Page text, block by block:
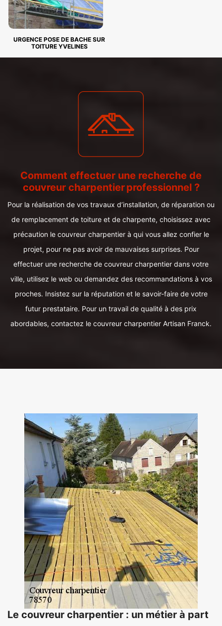
URGENCE POSE DE BACHE SUR
TOITURE YVELINES
Comment effectuer une recherche de
couvreur charpentier professionnel ?
Pour la réalisation de vos travaux d’installation, de réparation ou
de remplacement de toiture et de charpente, choisissez avec
précaution le couvreur charpentier à qui vous allez confier le
projet, pour ne pas avoir de mauvaises surprises. Pour
effectuer une recherche de couvreur charpentier dans votre
ville, utilisez le web ou demandez des recommandations à vos
proches. Insistez sur la réputation et le savoir-faire de votre
futur prestataire. Pour un travail de qualité à des prix
abordables, contactez le couvreur charpentier Artisan Franck.
Le couvreur charpentier : un métier à part